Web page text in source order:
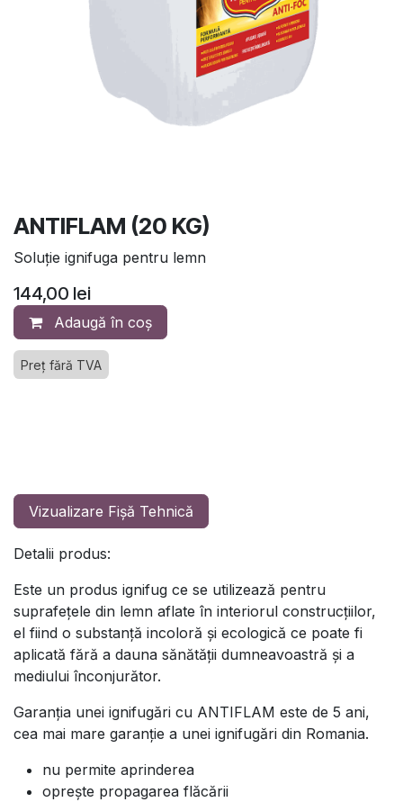
ANTIFLAM (20 KG)
Soluție ignifuga pentru lemn
144,00 lei
Adaugă în coș
Preț fără TVA
Vizualizare Fișă Tehnică
Detalii produs:
Este un produs ignifug ce se utilizează pentru
suprafețele din lemn aflate în interiorul construcțiilor,
el fiind o substanță incoloră și ecologică ce poate fi
aplicată fără a dauna sănătății dumneavoastră și a
mediului înconjurător.
Garanția unei ignifugări cu ANTIFLAM este de 5 ani,
cea mai mare garanție a unei ignifugări din Romania.
nu permite aprinderea
oprește propagarea flăcării